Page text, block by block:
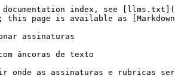
**todos os locais**.

#### **Onde usar âncoras**

As âncoras podem ser configuradas nos endpoints:

[Criar documento via Upload](https://docs.zapsign.com.br/documentos/criar-documento)&#x20;

[Criar documento via Modelo](https://docs.zapsign.com.br/documentos/criar-documento-via-modelo)

[Adicionar signatário](https://docs.zapsign.com.br/signatarios/adicionar-signatario)

[Atualizar signatário](https://docs.zapsign.com.br/signatarios/atualizar-signatario)

## Posicionamento com coordenadas no endpoint posicionar assinaturas

É possível definir a posição exata de cada assinatura ou rubrica utilizando coordenadas manuais.

<mark style="color:green;">`POST`</mark> `https://api.zapsign.com.br/api/v1/docs/{{doc_token}}/place-signatures/`

#### Headers

| Name                                            | Type   | Description                                                                                     |
| ----------------------------------------------- | ------ | ----------------------------------------------------------------------------------------------- |
| Authorization<mark style="color:red;">\*</mark> | string | <p>Api token a frente do texto "Bearer". </p><p>Ex: Bearer c7f35c84-7893-4087-b4fb-d1f06c23</p> |

#### Request Body

| Name                                  | Type    | Description                                                                                         |
| ------------------------------------- | ------- | --------------------------------------------------------------------------------------------------- |
| rubricas\[type]                       | string  | Há dois tipos de rubricas possíveis, a "signature" (assinatura) ou o "visto". Default: "signature". |
| rubricas\[page]                       | integer | Página em que a assinatura será posicionada. Começa em 0.                                           |
| rubricas\[relative\_size\_x]          | number  | (Explicado abaixo)                                                                                  |
| rubricas\[relative\_size\_y]          | number  | (Explicado abaixo)                                                                                  |
| rubricas\[relative\_position\_bottom] | number  | (Explicado abaixo)                                                                                  |
| rubricas\[relative\_position\_left]   | number